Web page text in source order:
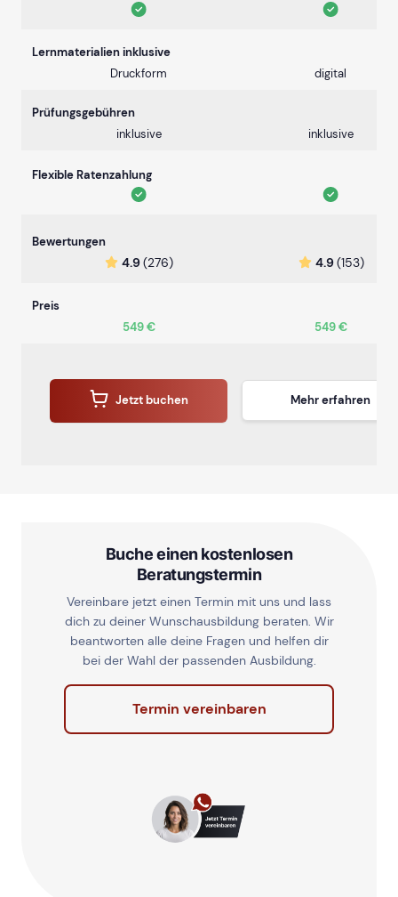
Lernmaterialien inklusive
Druckform
digital
Prüfungsgebühren
inklusive
inklusive
Flexible Ratenzahlung
Bewertungen
4.9(276) 4.9(153)
Preis
549 €
549 €
Jetzt buchen Mehr erfahren
Buche einen kostenlosen
Beratungstermin
Vereinbare jetzt einen Termin mit uns und lass
dich zu deiner Wunschausbildung beraten. Wir
beantworten alle deine Fragen und helfen dir
bei der Wahl der passenden Ausbildung.
Termin vereinbaren